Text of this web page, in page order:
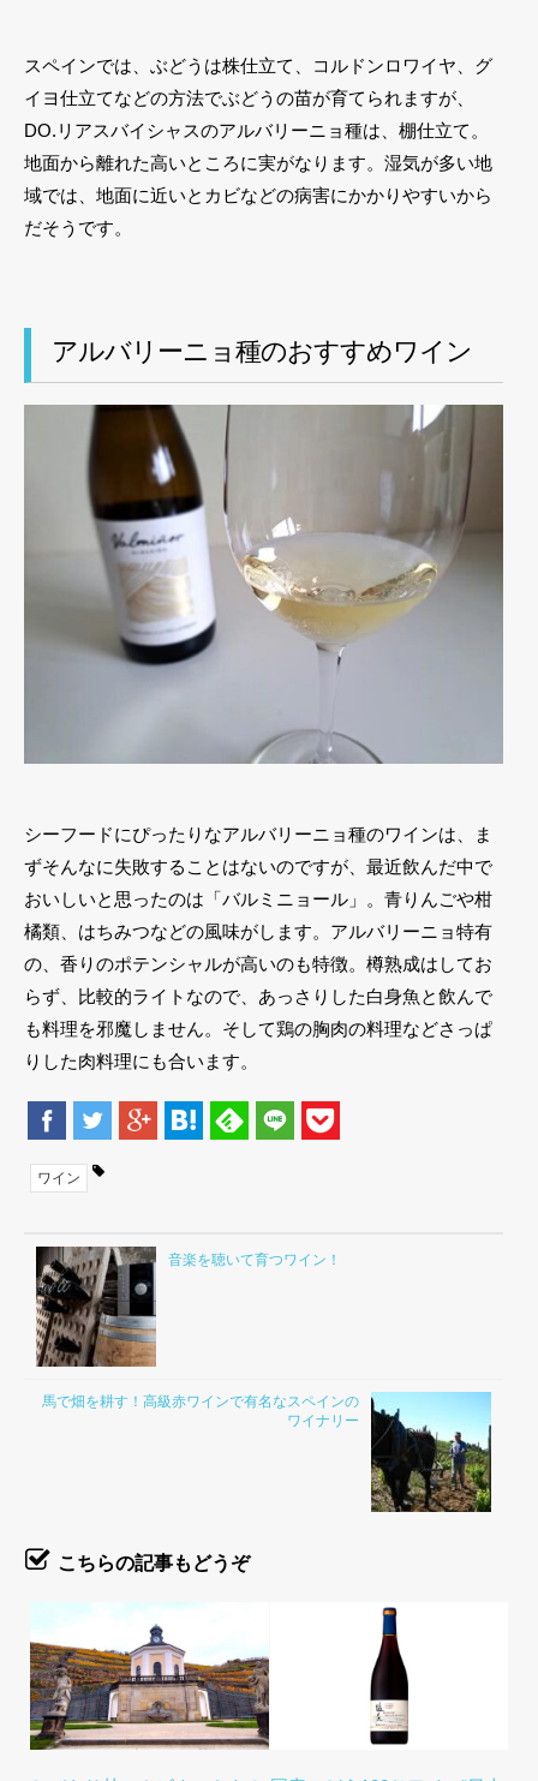
スペインでは、ぶどうは株仕立て、コルドンロワイヤ、グ
イヨ仕立てなどの方法でぶどうの苗が育てられますが、
DO.リアスバイシャスのアルバリーニョ種は、棚仕立て。
地面から離れた高いところに実がなります。湿気が多い地
域では、地面に近いとカビなどの病害にかかりやすいから
だそうです。
アルバリーニョ種のおすすめワイン
シーフードにぴったりなアルバリーニョ種のワインは、ま
ずそんなに失敗することはないのですが、最近飲んだ中で
おいしいと思ったのは「バルミニョール」。青りんごや柑
橘類、はちみつなどの風味がします。アルバリーニョ特有
の、香りのポテンシャルが高いのも特徴。樽熟成はしてお
らず、比較的ライトなので、あっさりした白身魚と飲んで
も料理を邪魔しません。そして鶏の胸肉の料理などさっぱ
りした肉料理にも合います。
ワイン
音楽を聴いて育つワイン！
馬で畑を耕す！高級赤ワインで有名なスペインの
ワイナリー
こちらの記事もどうぞ